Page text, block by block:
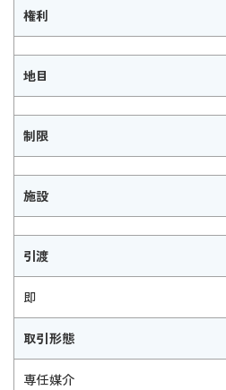
権利
地目
制限
施設
引渡
即
取引形態
専任媒介